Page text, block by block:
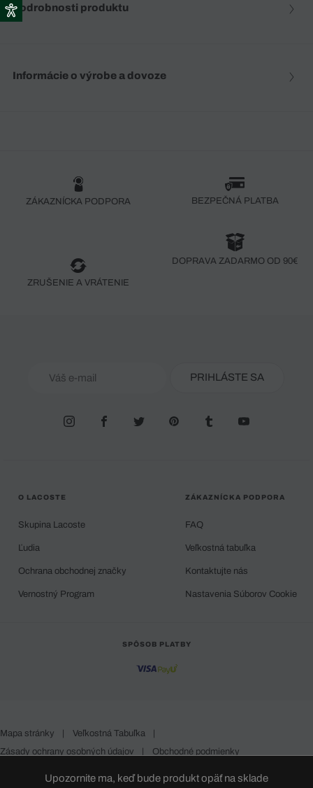
Podrobnosti produktu
Informácie o výrobe a dovoze
Upozornite ma, keď bude produkt opäť na sklade
ZÁKAZNÍCKA PODPORA BEZPEČNÁ PLATBA
ZRUŠENIE A VRÁTENIE
DOPRAVA ZADARMO OD 90€
PRIHLÁSTE SA
O LACOSTE
Skupina Lacoste
Ľudia
Ochrana obchodnej značky
Vernostný Program
ZÁKAZNÍCKA PODPORA
FAQ
Veľkostná tabuľka
Kontaktujte nás
Nastavenia Súborov Cookie
SPÔSOB PLATBY
Mapa stránky | Veľkostná Tabuľka
|
Zásady ochrany osobných údajov
| Obchodné podmienky